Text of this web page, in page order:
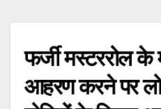
फर्जी मस्टररोल के
आहरण करने पर